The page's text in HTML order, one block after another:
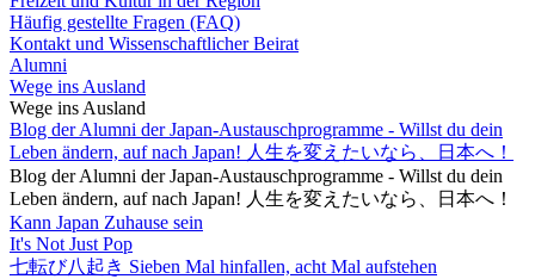
Häufig gestellte Fragen (FAQ)
Kontakt und Wissenschaftlicher Beirat
Alumni
Wege ins Ausland
Wege ins Ausland
Blog der Alumni der Japan-Austauschprogramme - Willst du dein
Leben ändern, auf nach Japan! 人生を変えたいなら、日本へ！
Blog der Alumni der Japan-Austauschprogramme - Willst du dein
Leben ändern, auf nach Japan! 人生を変えたいなら、日本へ！
Kann Japan Zuhause sein
It's Not Just Pop
七転び八起き Sieben Mal hinfallen, acht Mal aufstehen